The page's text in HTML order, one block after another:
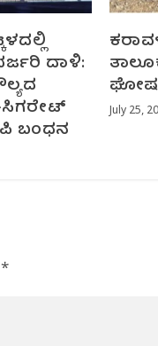
ದಾಳಿ:
ಬಂಧನ
July 25,
*